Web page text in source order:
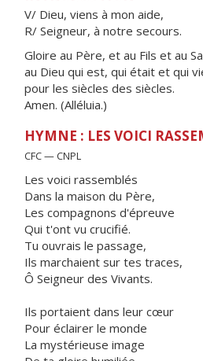
V/ Dieu, viens à mon aide,
R/ Seigneur, à notre secours.
Gloire au Père, et au Fils et au
au Dieu qui est, qui était et qui
pour les siècles des siècles.
Amen. (Alléluia.)
HYMNE : LES VOICI
CFC — CNPL
Les voici rassemblés
Dans la maison du Père,
Les compagnons d'épreuve
Qui t'ont vu crucifié.
Tu ouvrais le passage,
Ils marchaient sur tes traces,
Ô Seigneur des Vivants.
Ils portaient dans leur cœur
Pour éclairer le monde
La mystérieuse image